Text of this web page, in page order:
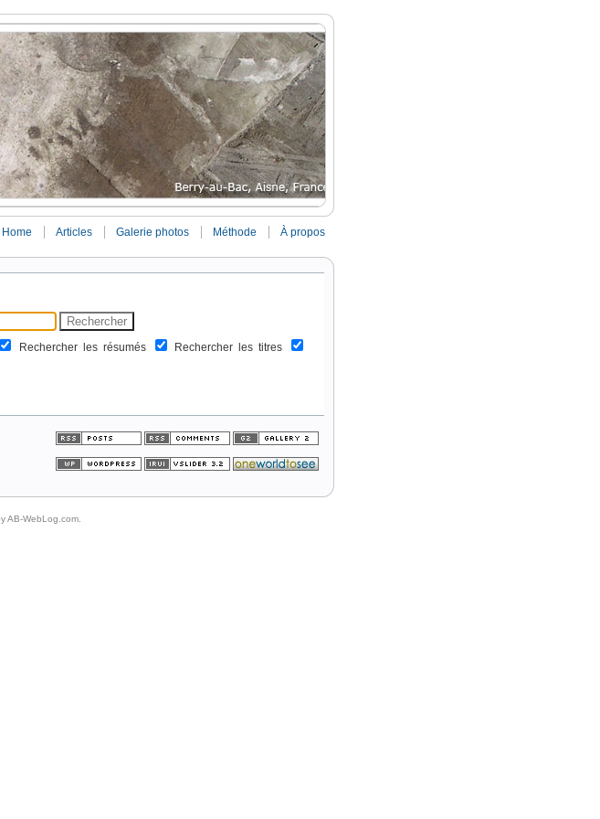
Home Articles Galerie photos Méthode À propos
Rechercher les résumés
Rechercher les titres
AB-WebLog.com